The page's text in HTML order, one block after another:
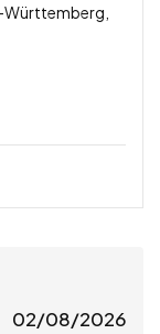
Württemberg,
02/08/2026